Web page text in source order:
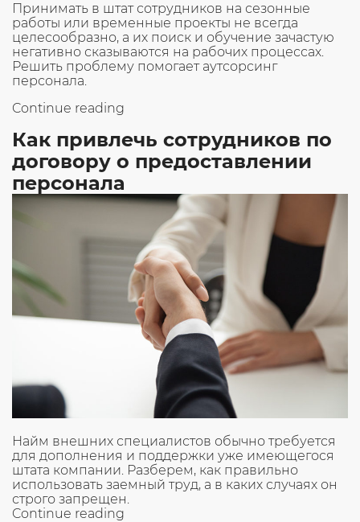
Принимать в штат сотрудников на сезонные
работы или временные проекты не всегда
целесообразно, а их поиск и обучение зачастую
негативно сказываются на рабочих процессах.
Решить проблему помогает аутсорсинг
персонала.
Continue reading
чтобы
перейти
на
персонала»
Как привлечь сотрудников по
договору о предоставлении
персонала
Найм внешних специалистов обычно требуется
для дополнения и поддержки уже имеющегося
штата компании. Разберем, как правильно
использовать заемный труд, а в каких случаях он
строго запрещен.
Continue reading